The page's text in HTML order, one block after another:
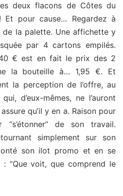
deux flacons de Côtes du
Et pour cause… Regardez à
de la palette. Une affichette y
par 4 cartons empilés.
€ est en fait le prix des 2
la bouteille à… 1,95 €. Et
la perception de l’offre, au
d’eux-mêmes, ne l’auront
qu’il y en a. Raison pour
de son travail.
simplement sur son
son ilot promo et en se
: “Que voit, que comprend le